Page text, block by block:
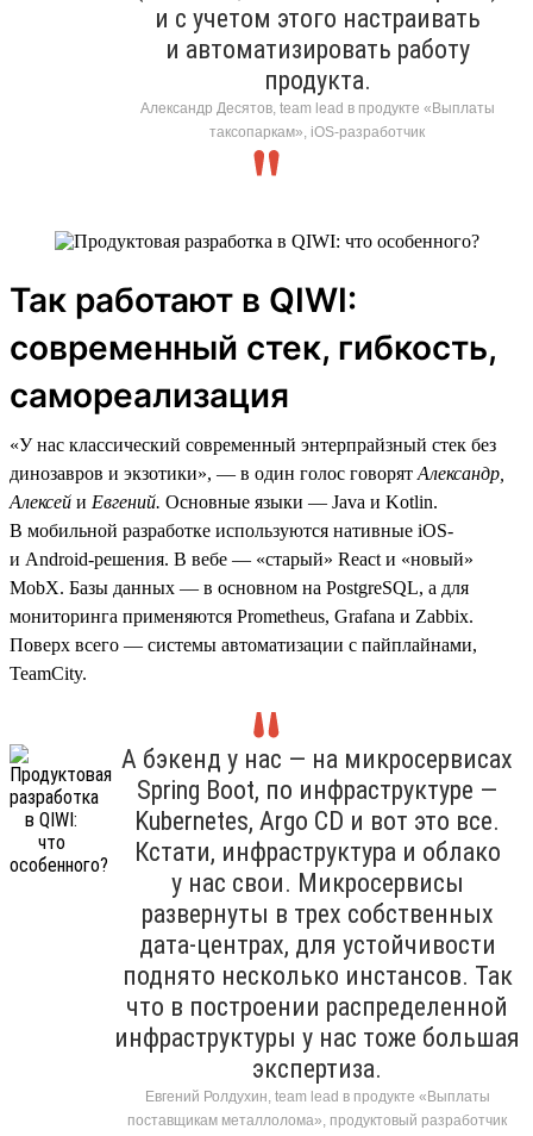
и с учетом этого настраивать
и автоматизировать работу
продукта.
Александр Десятов, team lead в продукте «Выплаты
таксопаркам», iOS-разработчик
Так работают в QIWI:
современный стек, гибкость,
самореализация
«У нас классический современный энтерпрайзный стек без
динозавров и экзотики», — в один голос говорят Александр,
Алексей и Евгений. Основные языки — Java и Kotlin.
В мобильной разработке используются нативные iOS-
и Android-решения. В вебе — «старый» React и «новый»
MobX. Базы данных — в основном на PostgreSQL, а для
мониторинга применяются Prometheus, Grafana и Zabbix.
Поверх всего — системы автоматизации с пайплайнами,
TeamCity.
А бэкенд у нас — на микросервисах
Spring Boot, по инфраструктуре —
Kubernetes, Argo CD и вот это все.
Кстати, инфраструктура и облако
у нас свои. Микросервисы
развернуты в трех собственных
дата-центрах, для устойчивости
поднято несколько инстансов. Так
что в построении распределенной
инфраструктуры у нас тоже большая
экспертиза.
Евгений Ролдухин, team lead в продукте «Выплаты
поставщикам металлолома», продуктовый разработчик